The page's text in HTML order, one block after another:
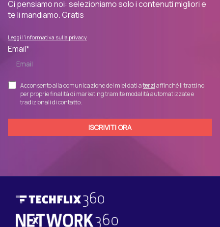
Ci pensiamo noi: selezioniamo solo i contenuti migliori e
te li mandiamo. Gratis
Leggi l'informativa sulla privacy
Email*
Acconsento alla comunicazione dei miei dati aterziaffinché li trattino
per proprie finalità di marketing tramite modalità automatizzate e
tradizionali di contatto.